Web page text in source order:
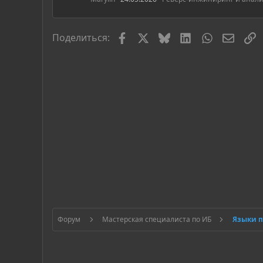
Поделиться: FacebookBlueskyLinkedInWhatsApp
Форум Мастерская специалиста по ИБ Языки